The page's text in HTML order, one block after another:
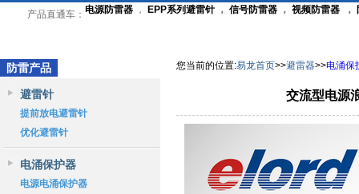
产品直通车： 电源防雷器 ， EPP系列避雷针， 信号防雷器 ， 视频防雷器 ，
防雷产品
避雷针
提前放电避雷针
优化避雷针
电涌保护器
电源电涌保护器
您当前的位置:易龙首页>>避雷器>>电涌保
交流型电源